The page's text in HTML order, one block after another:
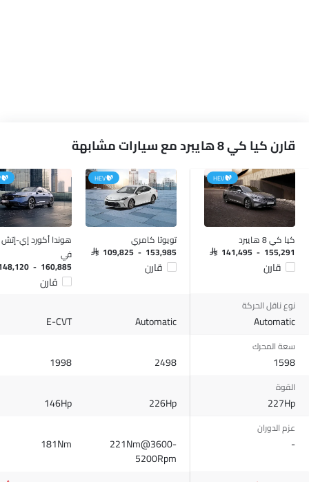
قارن كيا كي 8 هايبرد مع سيارات مشابهة
HEV
كيا كي 8 هايبرد
SAR 141,495 - 155,291
قارن
HEV
تويوتا كامري
SAR 109,825 - 153,985
قارن
هوندا أكورد إي-
في
148,120 - 160,885
قارن
نوع ناقل الحركة
Automatic
Automatic
E-CVT
سعة المحرك
1598
2498
1998
القوة
227Hp
226Hp
146Hp
عزم الدوران
-
221Nm@3600-
5200Rpm
181Nm